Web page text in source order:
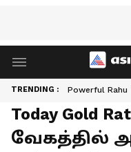
TRENDING : Powerful Rahu
Today Gold
வேகத்தில்